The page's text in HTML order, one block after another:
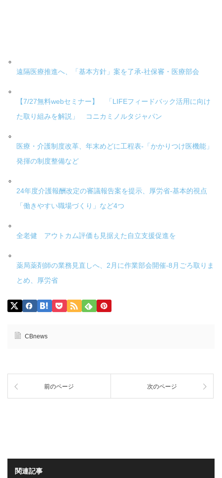
遠隔医療推進へ、「基本方針」案を了承-社保審・医療部会
【7/27無料webセミナー】 「LIFEフィードバック活用に向け
た取り組みを解説」 コニカミノルタジャパン
医療・介護制度改革、年末めどに工程表-「かかりつけ医機能」
発揮の制度整備など
24年度介護報酬改定の審議報告案を提示、厚労省-基本的視点
「働きやすい職場づくり」など4つ
全老健 アウトカム評価も見据えた自立支援促進を
薬局薬剤師の業務見直しへ、2月に作業部会開催-8月ごろ取りま
とめ、厚労省
CBnews
前のページ 次のページ
関連記事